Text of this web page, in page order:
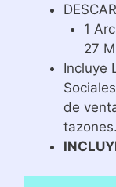
1
27
Incluye
de
tazones.